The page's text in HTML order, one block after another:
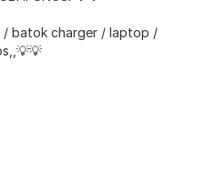
/ batok charger / laptop /